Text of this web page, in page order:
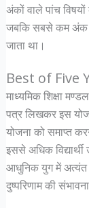
अंकों वाले पांच
जबकि सबसे कम अंक
जाता था।
Best of Five
माध्यमिक शिक्षा
पत्र लिखकर इस
योजना को समाप्त
इससे अधिक
आधुनिक युग में अत्यंत
दुष्परिणाम की